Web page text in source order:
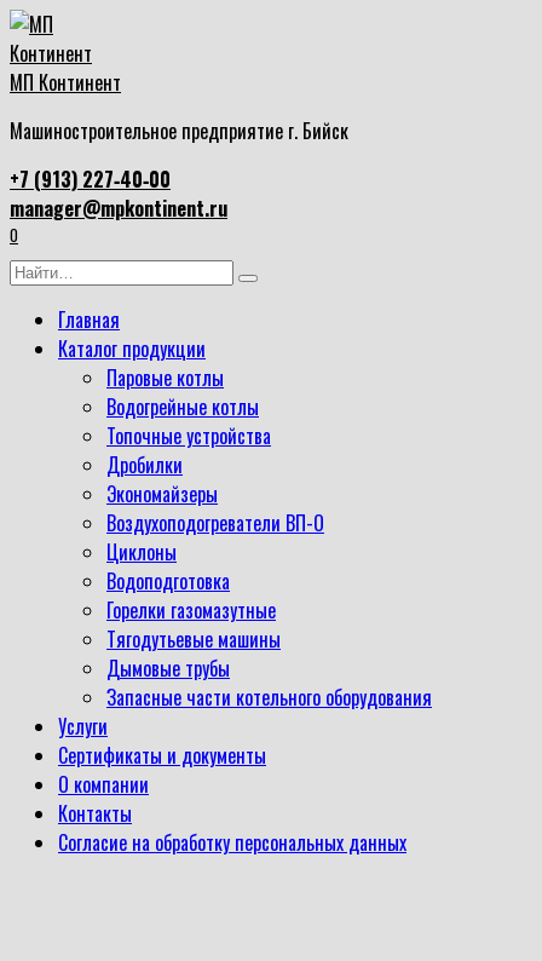
Перейти
к
содержанию
МП Континент
Машиностроительное предприятие г. Бийск
+7 (913) 227‑40‑00
manager@mpkontinent.ru
0
Search
Главная
Каталог продукции
Паровые котлы
Водогрейные котлы
Топочные устройства
Дробилки
Экономайзеры
Воздухоподогреватели ВП-О
Циклоны
Водоподготовка
Горелки газомазутные
Тягодутьевые машины
Дымовые трубы
Запасные части котельного оборудования
Услуги
Сертификаты и документы
О компании
Контакты
Согласие на обработку персональных данных